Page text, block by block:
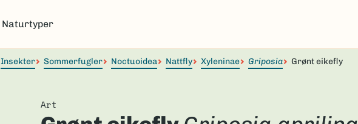
Naturtyper
Insekter Sommerfugler Noctuoidea Nattfly Xyleninae Griposia Grønt eikefly
Art